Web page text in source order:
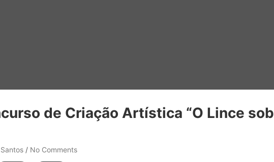
de Criação Artística “O Lince sob
No Comments